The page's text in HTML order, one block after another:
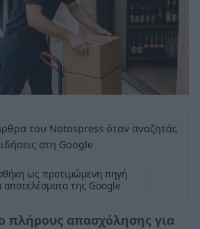
του Notospress όταν αναζητάς
στη Google
ως προτιμώμενη πηγή
αποτελέσματα της Google
πλήρους απασχόλησης για